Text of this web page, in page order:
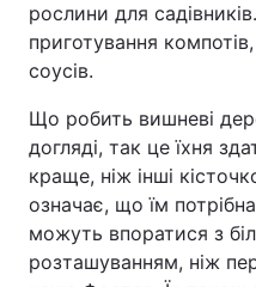
Лонгріди
Відео з Youtube
Інтерв'ю
Контакти
рослини для
приготування
соусів.
Що робить вишневі
догляді, так це їхня
краще, ніж інші
означає, що їм
можуть впоратися з
розташуванням, ніж